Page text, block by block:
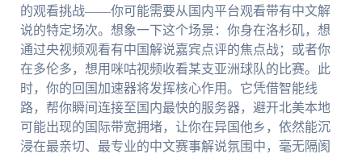
的观看挑战——你可能需要从国内平台观看带有中文解
说的特定场次。想象一下这个场景：你身在洛杉矶，想
通过央视频观看有中国解说嘉宾点评的焦点战；或者你
在多伦多，想用咪咕视频收看某支亚洲球队的比赛。此
时，你的回国加速器将发挥核心作用。它凭借智能线
路，帮你瞬间连接至国内最快的服务器，避开北美本地
可能出现的国际带宽拥堵，让你在异国他乡，依然能沉
浸在最亲切、最专业的中文赛事解说氛围中，毫无隔阂